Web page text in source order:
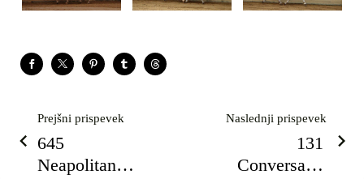
Prejšni prispevek
645
Neapolitano
Naslednji prispevek
131
Conversano